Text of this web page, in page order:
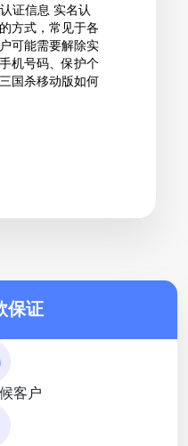
证信息 实名认
方式，常见于各
可能需要解除实
机号码、保护个
国杀移动版如何
保证
客户